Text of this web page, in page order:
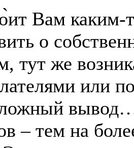
Вам каким-
о
тут же
или
– тем на